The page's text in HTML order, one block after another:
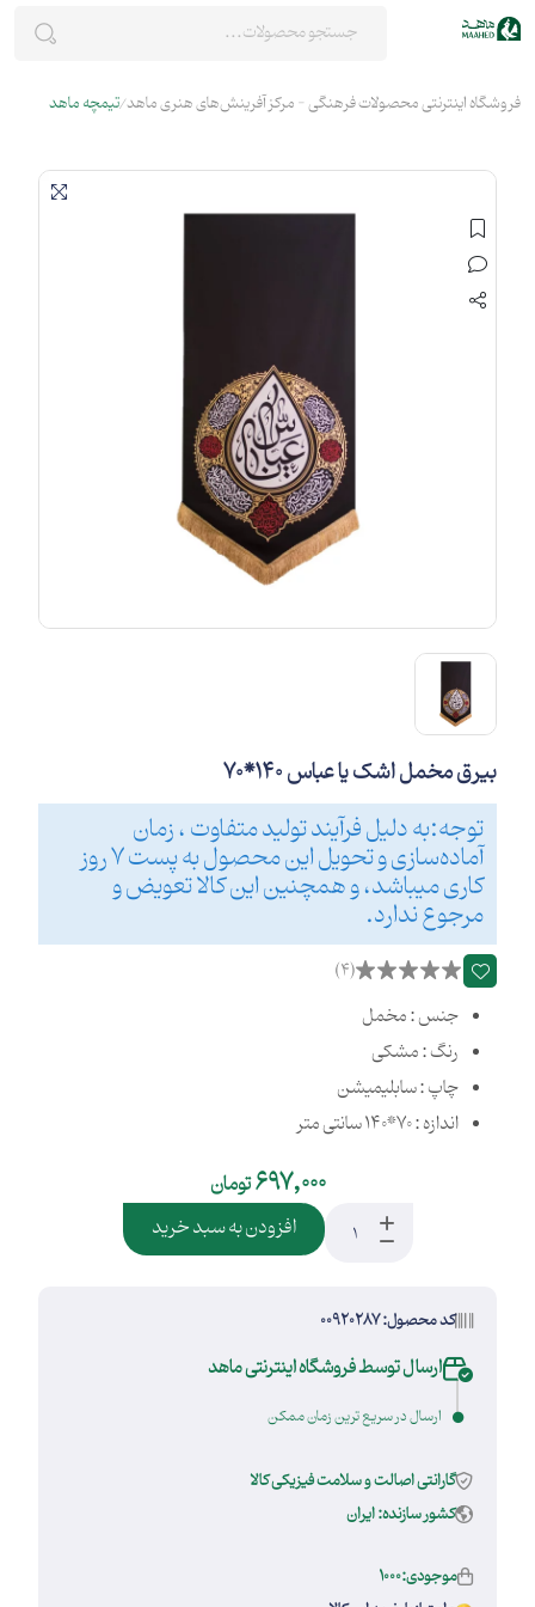
فروشگاه اینترنتی محصولات فرهنگی - مرکز آفرینش‌های هنری ماهد تیمچه ماهد
بیرق مخمل اشک یا عباس 140*70
توجه:به دلیل فرآیند تولید متفاوت ، زمان
آماده‌سازی و تحویل این محصول به پست 7 روز
کاری میباشد، و همچنین این کالا تعویض و
مرجوع ندارد.
(4)
جنس : مخمل
رنگ : مشکی
چاپ : سابلیمیشن
اندازه : 70*140 سانتی متر
697,000تومان
افزودن به سبد خرید
کد محصول: 00920287
ارسال توسط فروشگاه اینترنتی ماهد
ارسال در سریع ترین زمان ممکن
گارانتی اصالت و سلامت فیزیکی کالا
کشور سازنده: ایران
موجودی:1000